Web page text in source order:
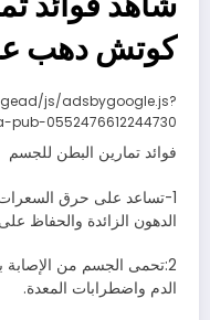
كوتش دهب
js/adsbygoogle.js?
pub-0552476612244730
فوائد تمارين البطن للجسم
1-تساعد على حرق
الدهون الزائدة والحفاظ
2:تحمى الجسم من الإصابة
الدم واضطرابات المعدة.